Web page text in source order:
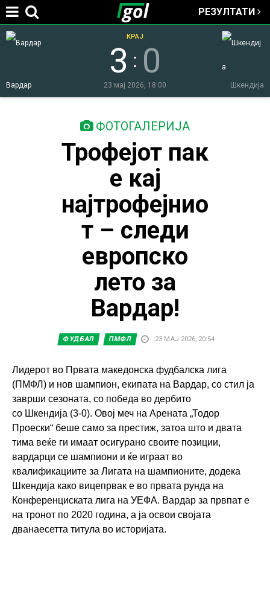
Jump to navigation
РЕЗУЛТАТИ
Вардар Шкендија
3 : 0
КРАЈ
23 мај 2026, 18:00
ФОТОГАЛЕРИЈА
Трофејот пак
е кај
најтрофејнио
т – следи
европско
лето за
Вардар!
ФУДБАЛ ПМФЛ 23 МАЈ 2026, 20:54
Лидерот во Првата македонска фудбалска лига
(ПМФЛ) и нов шампион, екипата на Вардар, со стил ја
заврши сезоната, со победа во дербито
со Шкендија (3-0). Овој меч на Арената „Тодор
Проески“ беше само за престиж, затоа што и двата
тима веќе ги имаат осигурано своите позиции,
вардарци се шампиони и ќе играат во
квалификациите за Лигата на шампионите, додека
Шкендија како вицепрвак е во првата рунда на
Конференциската лига на УЕФА. Вардар за првпат е
на тронот по 2020 година, а ја освои својата
дванаесетта титула во историјата.